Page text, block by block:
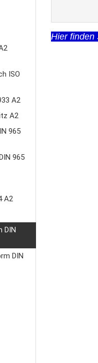
Hier finden
ISO
A2
A2
965
965
A2
DIN
DIN